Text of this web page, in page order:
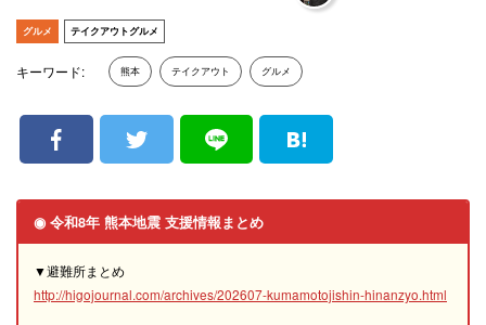
グルメ テイクアウトグルメ
キーワード: 熊本 テイクアウト グルメ
◉ 令和8年 熊本地震 支援情報まとめ
▼避難所まとめ
http://higojournal.com/archives/202607-kumamotojishin-hinanzyo.html